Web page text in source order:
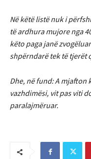
Në këtë listë nuk i
të ardhura mujore nga
këto paga janë
shpërndarë tek të tjerët
Dhe, në fund: A mjafton
vazhdimësi, vit pas viti
paralajmëruar.